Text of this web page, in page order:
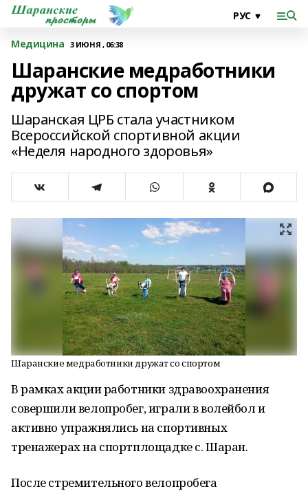
Медицина 3 ИЮНЯ , 06:38
Шаранские медработники
дружат со спортом
Шаранская ЦРБ стала участником
Всероссийской спортивной акции
«Неделя народного здоровья»
Шаранские медработники дружат со спортом
В рамках акции работники здравоохранения
совершили велопробег, играли в волейбол и
активно упражнялись на спортивных
тренажерах на спортплощадке с. Шаран.
После стремительного велопробега